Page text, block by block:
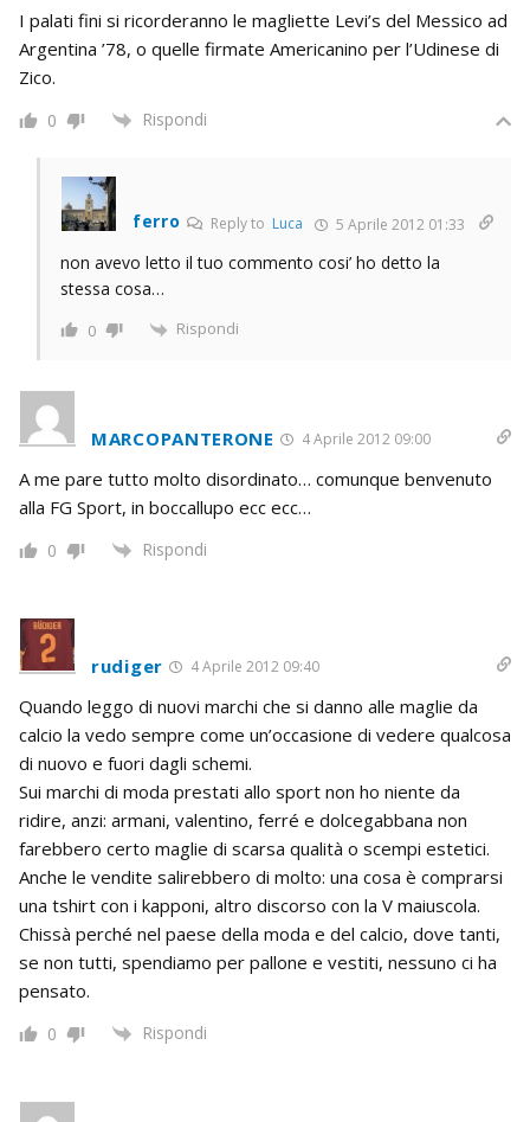
I palati fini si ricorderanno le magliette Levi’s del Messico ad
Argentina ’78, o quelle firmate Americanino per l’Udinese di
Zico.
0 Rispondi
ferro Reply to Luca 5 Aprile 2012 01:33
non avevo letto il tuo commento cosi’ ho detto la
stessa cosa…
0 Rispondi
MARCOPANTERONE 4 Aprile 2012 09:00
A me pare tutto molto disordinato… comunque benvenuto
alla FG Sport, in boccallupo ecc ecc…
0 Rispondi
rudiger 4 Aprile 2012 09:40
Quando leggo di nuovi marchi che si danno alle maglie da
calcio la vedo sempre come un’occasione di vedere qualcosa
di nuovo e fuori dagli schemi.
Sui marchi di moda prestati allo sport non ho niente da
ridire, anzi: armani, valentino, ferré e dolcegabbana non
farebbero certo maglie di scarsa qualità o scempi estetici.
Anche le vendite salirebbero di molto: una cosa è comprarsi
una tshirt con i kapponi, altro discorso con la V maiuscola.
Chissà perché nel paese della moda e del calcio, dove tanti,
se non tutti, spendiamo per pallone e vestiti, nessuno ci ha
pensato.
0 Rispondi